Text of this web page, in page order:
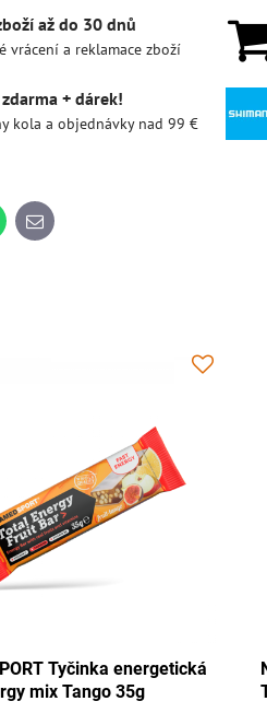
až do 30 dnů
vrácení a reklamace zboží
+ dárek!
kola a objednávky nad 99 €
E-
mail
energetická
35g
Total